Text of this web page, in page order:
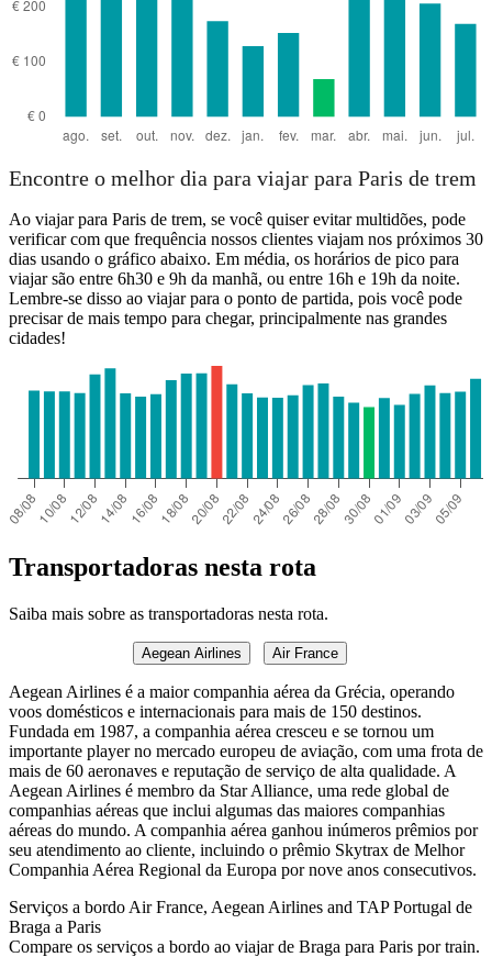
Encontre o melhor dia para viajar para Paris de trem
Ao viajar para Paris de trem, se você quiser evitar multidões, pode
verificar com que frequência nossos clientes viajam nos próximos 30
dias usando o gráfico abaixo. Em média, os horários de pico para
viajar são entre 6h30 e 9h da manhã, ou entre 16h e 19h da noite.
Lembre-se disso ao viajar para o ponto de partida, pois você pode
precisar de mais tempo para chegar, principalmente nas grandes
cidades!
Transportadoras nesta rota
Saiba mais sobre as transportadoras nesta rota.
Aegean Airlines Air France
Aegean Airlines é a maior companhia aérea da Grécia, operando
voos domésticos e internacionais para mais de 150 destinos.
Fundada em 1987, a companhia aérea cresceu e se tornou um
importante player no mercado europeu de aviação, com uma frota de
mais de 60 aeronaves e reputação de serviço de alta qualidade. A
Aegean Airlines é membro da Star Alliance, uma rede global de
companhias aéreas que inclui algumas das maiores companhias
aéreas do mundo. A companhia aérea ganhou inúmeros prêmios por
seu atendimento ao cliente, incluindo o prêmio Skytrax de Melhor
Companhia Aérea Regional da Europa por nove anos consecutivos.
Serviços a bordo Air France, Aegean Airlines and TAP Portugal de
Braga a Paris
Compare os serviços a bordo ao viajar de Braga para Paris por train.